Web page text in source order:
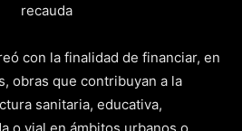
con la finalidad de financiar, en
obras que contribuyan a la
sanitaria, educativa,